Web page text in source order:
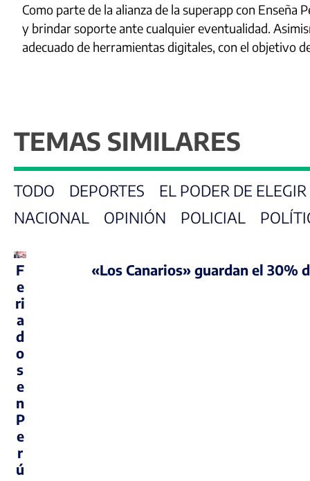
Como parte de la alianza de la superapp con
y brindar soporte ante cualquier eventualidad.
adecuado de herramientas digitales, con el objetivo
TEMAS SIMILARES
TODO DEPORTES EL PODER DE ELEGIR
NACIONAL
OPINIÓN POLICIAL
F
e
ri
a
d
o
s
e
n
P
e
r
ú
«Los Canarios» guardan el 30%